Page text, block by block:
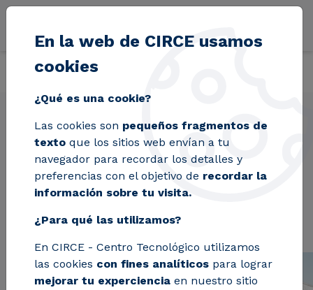
Pasar al contenido principal
Proyectos
INCIT-EV
En la web de CIRCE usamos
cookies
¿Qué es una cookie?
Las cookies son pequeños fragmentos de
texto que los sitios web envían a tu
navegador para recordar los detalles y
preferencias con el objetivo de recordar la
información sobre tu visita.
¿Para qué las utilizamos?
En CIRCE - Centro Tecnológico utilizamos
las cookies con fines analíticos para lograr
mejorar tu experciencia en nuestro sitio